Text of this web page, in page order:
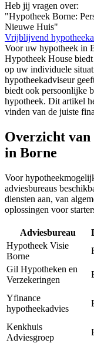
Heb jij vragen over:
"Hypotheek Borne:
Nieuwe Huis"
Vrijblijvend
Voor uw hypotheek in
Hypotheek House
op uw individuele
hypotheekadviseur
biedt ook persoonlijke
hypotheek. Dit artikel
vinden van de juiste
Overzicht
in Borne
Voor
adviesbureaus
diensten aan, van
oplossingen voor
Adviesbureau
Hypotheek Visie
Borne
Gil Hypotheken en
Verzekeringen
Yfinance
hypotheekadvies
Kenkhuis
Adviesgroep